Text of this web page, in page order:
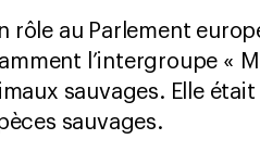
rôle au Parlement
l’intergroupe «
sauvages. Elle était
sauvages.